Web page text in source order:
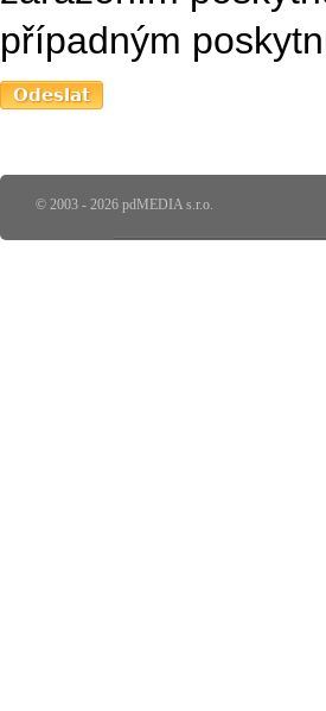
případným
© 2003 - 2026 pdMEDIA s.r.o.